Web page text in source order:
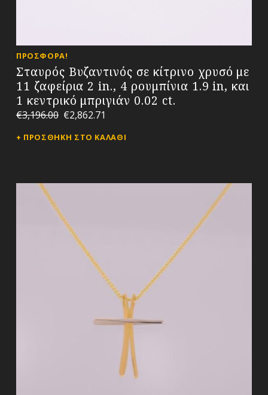
Σταυρός Βυζαντινός σε κίτρινο χρυσό με
11 ζαφείρια 2 in., 4 ρουμπίνια 1.9 in, και
1 κεντρικό μπριγιάν 0.02 ct.
ΠΡΟΣΦΟΡΆ!
€3,196.00 €2,862.71
ΠΡΟΣΘΉΚΗ ΣΤΟ ΚΑΛΆΘΙ